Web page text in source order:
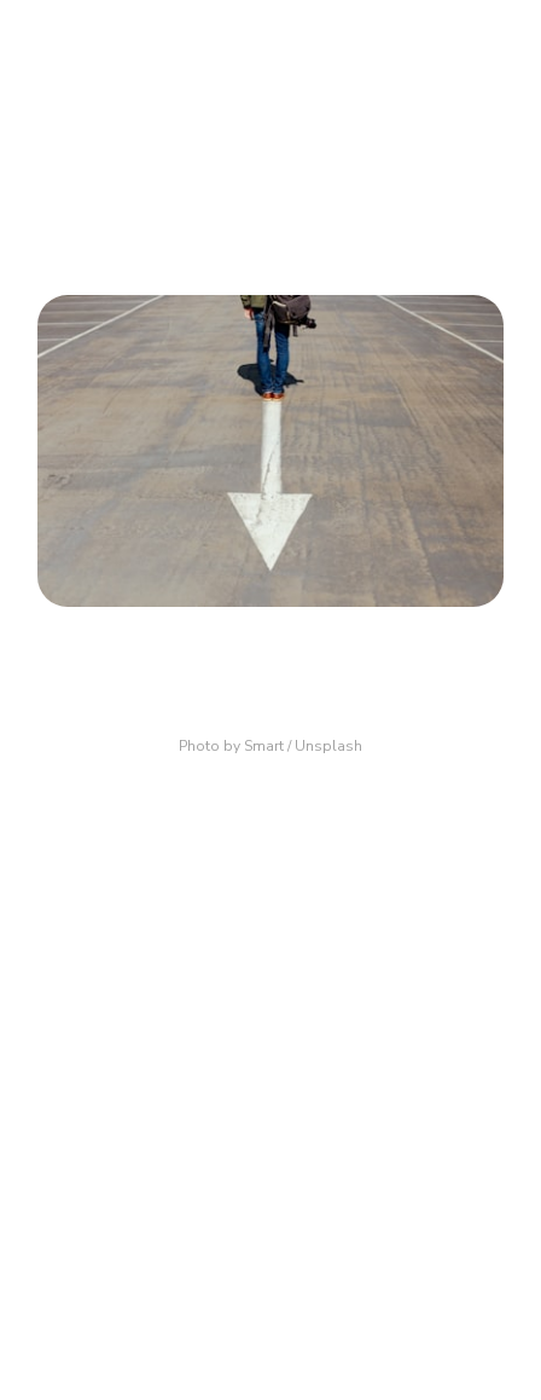
Photo by Smart/Unsplash